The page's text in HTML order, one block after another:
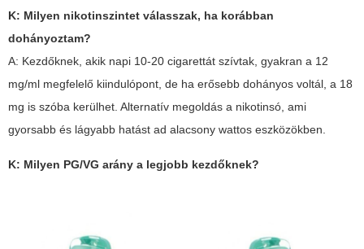
K: Milyen nikotinszintet válasszak, ha korábban
dohányoztam?
A: Kezdőknek, akik napi 10-20 cigarettát szívtak, gyakran a 12
mg/ml megfelelő kiindulópont, de ha erősebb dohányos voltál, a 18
mg is szóba kerülhet. Alternatív megoldás a nikotinsó, ami
gyorsabb és lágyabb hatást ad alacsony wattos eszközökben.
K: Milyen PG/VG arány a legjobb kezdőknek?